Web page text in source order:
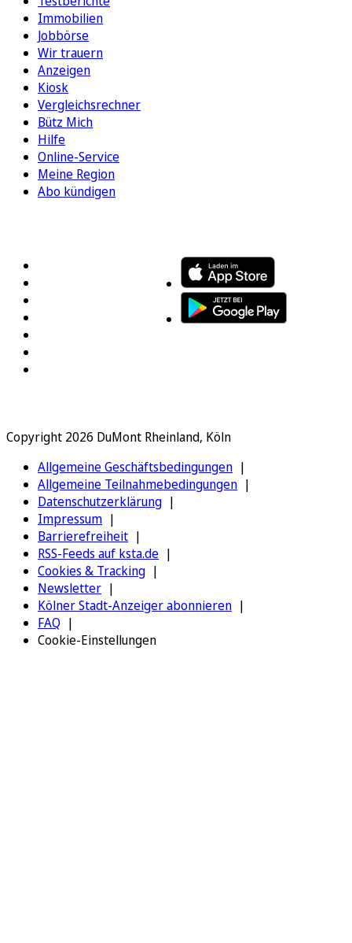
Immobilien
Jobbörse
Wir trauern
Anzeigen
Kiosk
Vergleichsrechner
Bütz Mich
Hilfe
Online-Service
Meine Region
Abo kündigen
Copyright 2026 DuMont Rheinland, Köln
Allgemeine Geschäftsbedingungen
Allgemeine Teilnahmebedingungen
Datenschutzerklärung
Impressum
Barrierefreiheit
RSS-Feeds auf ksta.de
Cookies & Tracking
Newsletter
Kölner Stadt-Anzeiger abonnieren
FAQ
Cookie-Einstellungen